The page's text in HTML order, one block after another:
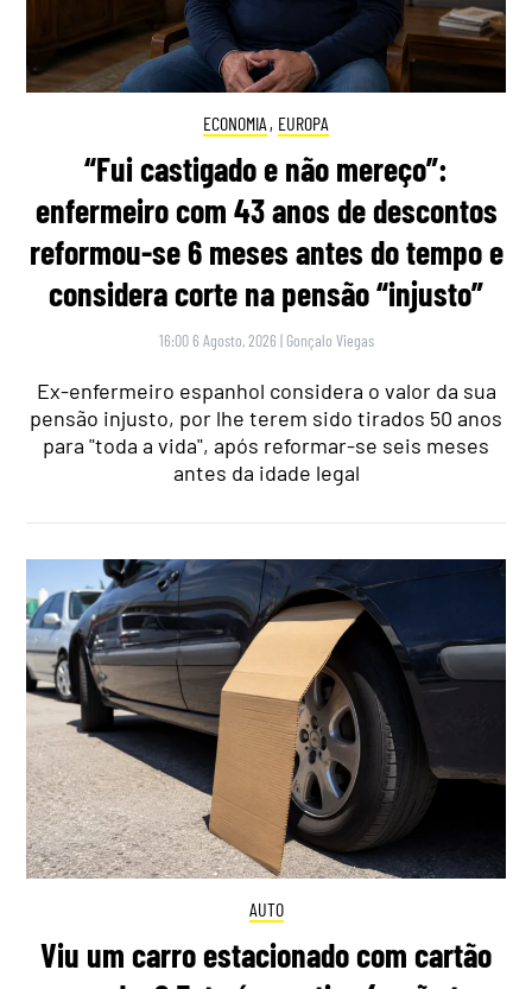
ECONOMIA , EUROPA
“Fui castigado e não mereço”:
enfermeiro com 43 anos de descontos
reformou-se 6 meses antes do tempo e
considera corte na pensão “injusto”
16:00 6 Agosto, 2026 | Gonçalo Viegas
Ex-enfermeiro espanhol considera o valor da sua
pensão injusto, por lhe terem sido tirados 50 anos
para "toda a vida", após reformar-se seis meses
antes da idade legal
AUTO
Viu um carro estacionado com cartão